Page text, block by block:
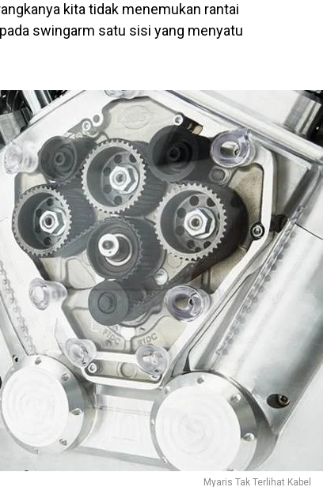
kita tidak menemukan rantai
swingarm satu sisi yang menyatu
Myaris Tak Terlihat Kabel